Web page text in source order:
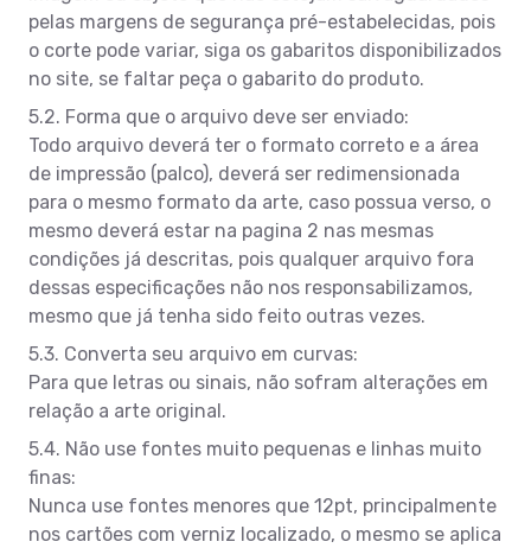
pelas margens de segurança pré-estabelecidas, pois
o corte pode variar, siga os gabaritos disponibilizados
no site, se faltar peça o gabarito do produto.
5.2. Forma que o arquivo deve ser enviado:
Todo arquivo deverá ter o formato correto e a área
de impressão (palco), deverá ser redimensionada
para o mesmo formato da arte, caso possua verso, o
mesmo deverá estar na pagina 2 nas mesmas
condições já descritas, pois qualquer arquivo fora
dessas especificações não nos responsabilizamos,
mesmo que já tenha sido feito outras vezes.
5.3. Converta seu arquivo em curvas:
Para que letras ou sinais, não sofram alterações em
relação a arte original.
5.4. Não use fontes muito pequenas e linhas muito
finas:
Nunca use fontes menores que 12pt, principalmente
nos cartões com verniz localizado, o mesmo se aplica